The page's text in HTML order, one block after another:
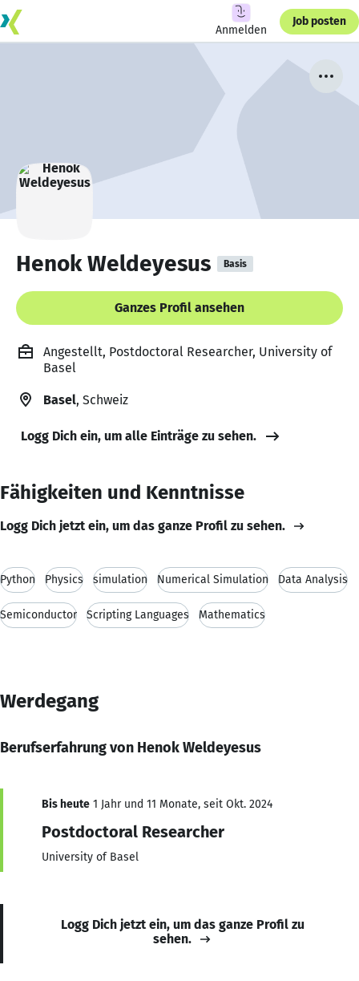
Anmelden
Job posten
Henok Weldeyesus Basis
Ganzes Profil ansehen
Angestellt, Postdoctoral Researcher, University of
Basel
Basel, Schweiz
Logg Dich ein, um alle Einträge zu sehen.
Fähigkeiten und Kenntnisse
Logg Dich jetzt ein, um das ganze Profil zu sehen.
Python Physics simulation Numerical Simulation Data Analysis
Semiconductor Scripting Languages Mathematics
Werdegang
Berufserfahrung von Henok Weldeyesus
Bis heute 1 Jahr und 11 Monate, seit Okt. 2024
Postdoctoral Researcher
University of Basel
Logg Dich jetzt ein, um das ganze Profil zu
sehen.